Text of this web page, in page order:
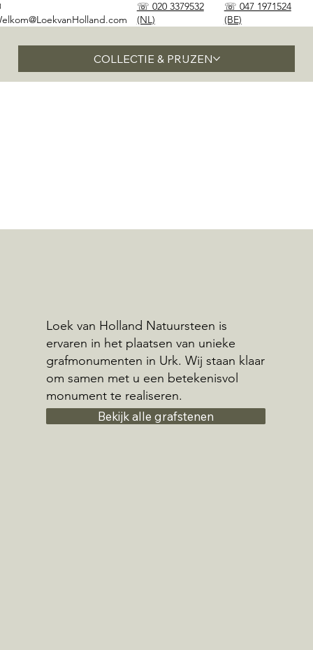
COLLECTIE & PRIJZEN
☏ 020 3379532
(NL)
☏ 047 1971524
(BE)
Loek van Holland Natuursteen is
ervaren in het plaatsen van unieke
grafmonumenten in Urk. Wij staan klaar
om samen met u een betekenisvol
monument te realiseren.
Bekijk alle grafstenen